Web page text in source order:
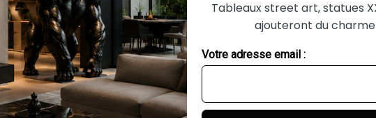
une touche d'originalité et de personnalité que les objets déco
au sol, elles créent un point focal immédiat dans la pièce.
extérieurs et les grandes dimensions, consultez notre
Tableaux street art, statues
ajouteront du
Votre adresse email :